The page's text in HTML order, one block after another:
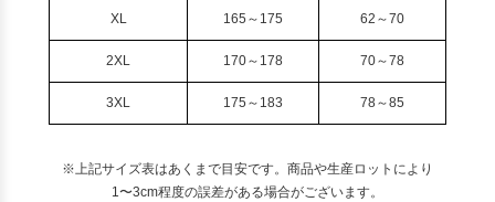
XL 165～175 62～70
2XL 170～178 70～78
3XL 175～183 78～85
※上記サイズ表はあくまで目安です。商品や生産ロットにより
1〜3cm程度の誤差がある場合がございます。